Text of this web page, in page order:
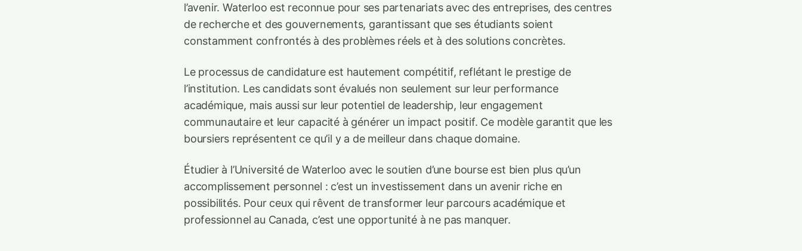
l’avenir. Waterloo est reconnue pour ses partenariats avec des entreprises, des centres
de recherche et des gouvernements, garantissant que ses étudiants soient
constamment confrontés à des problèmes réels et à des solutions concrètes.
Le processus de candidature est hautement compétitif, reflétant le prestige de
l’institution. Les candidats sont évalués non seulement sur leur performance
académique, mais aussi sur leur potentiel de leadership, leur engagement
communautaire et leur capacité à générer un impact positif. Ce modèle garantit que les
boursiers représentent ce qu’il y a de meilleur dans chaque domaine.
Étudier à l’Université de Waterloo avec le soutien d’une bourse est bien plus qu’un
accomplissement personnel : c’est un investissement dans un avenir riche en
possibilités. Pour ceux qui rêvent de transformer leur parcours académique et
professionnel au Canada, c’est une opportunité à ne pas manquer.